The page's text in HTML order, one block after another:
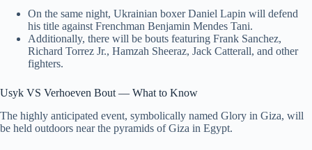
On the same night, Ukrainian boxer Daniel Lapin will defend
his title against Frenchman Benjamin Mendes Tani.
Additionally, there will be bouts featuring Frank Sanchez,
Richard Torrez Jr., Hamzah Sheeraz, Jack Catterall, and other
fighters.
Usyk VS Verhoeven Bout — What to Know
The highly anticipated event, symbolically named Glory in Giza, will
be held outdoors near the pyramids of Giza in Egypt.